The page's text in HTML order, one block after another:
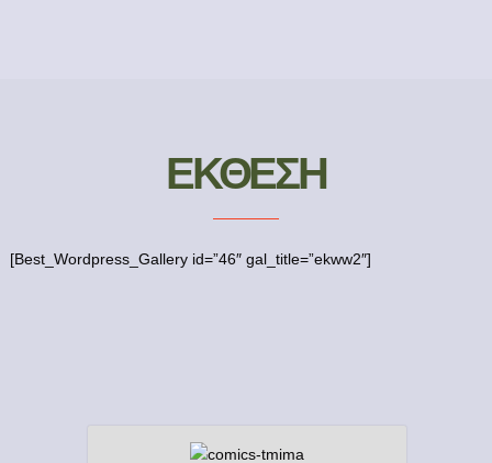
ΕΚΘΕΣΗ
[Best_Wordpress_Gallery id=”46″ gal_title=”ekww2″]